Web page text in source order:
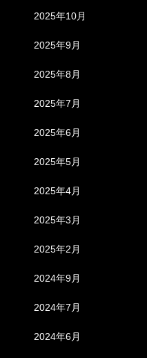
2025年10月
2025年9月
2025年8月
2025年7月
2025年6月
2025年5月
2025年4月
2025年3月
2025年2月
2024年9月
2024年7月
2024年6月